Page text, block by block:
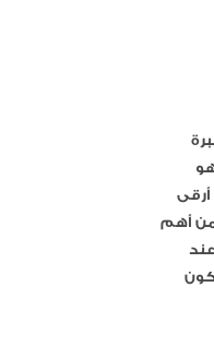
أرقى
من أهم